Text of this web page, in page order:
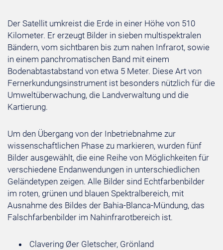
Der Satellit umkreist die Erde in einer Höhe von 510
Kilometer. Er erzeugt Bilder in sieben multispektralen
Bändern, vom sichtbaren bis zum nahen Infrarot, sowie
in einem panchromatischen Band mit einem
Bodenabtastabstand von etwa 5 Meter. Diese Art von
Fernerkundungsinstrument ist besonders nützlich für die
Umweltüberwachung, die Landverwaltung und die
Kartierung.
Um den Übergang von der Inbetriebnahme zur
wissenschaftlichen Phase zu markieren, wurden fünf
Bilder ausgewählt, die eine Reihe von Möglichkeiten für
verschiedene Endanwendungen in unterschiedlichen
Geländetypen zeigen. Alle Bilder sind Echtfarbenbilder
im roten, grünen und blauen Spektralbereich, mit
Ausnahme des Bildes der Bahia-Blanca-Mündung, das
Falschfarbenbilder im Nahinfrarotbereich ist.
Clavering Øer Gletscher, Grönland